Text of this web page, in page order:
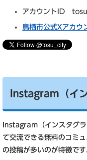
アカウントID
鳥栖市公式Xアカウ
Instagram（イ
Instagram（インスタグ
て交流できる無料のコミ
の投稿が多いのが特徴です